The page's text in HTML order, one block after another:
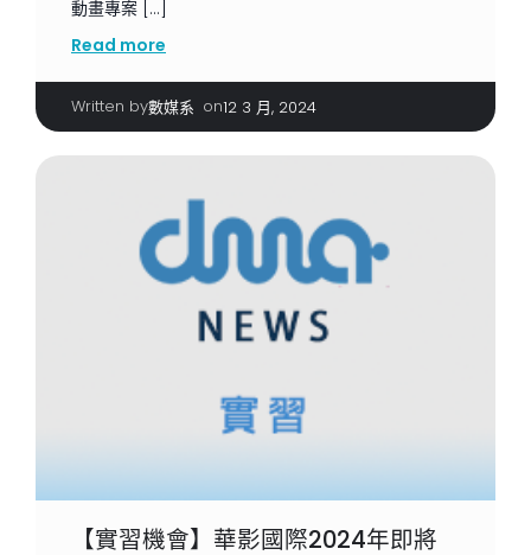
動畫專案 […]
Read more
Written by數媒系 on12 3 月, 2024
【實習機會】華影國際2024年即將